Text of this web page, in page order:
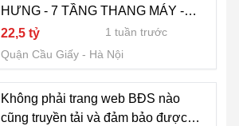
HƯNG - 7 TẦNG THANG MÁY -
KINH DOANH ĐỈNH Ở ĐỦ CÔNG
NĂNG 55m x 7 Tầng
22,5 tỷ
1 tuần trước
Quận Cầu Giấy
Hà Nội
Không phải trang web BĐS nào
cũng truyền tải và đảm bảo được